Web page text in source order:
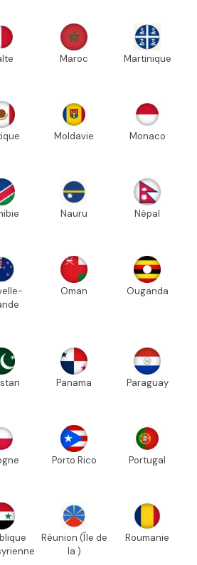
Maroc Martinique
Moldavie Monaco
Nauru Népal
Oman Ouganda
Panama Paraguay
Porto Rico Portugal
Réunion (Île de
la )
Roumanie